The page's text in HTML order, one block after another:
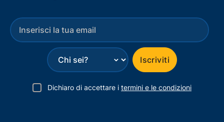
⌄ Iscriviti
Dichiaro di accettare i termini e le condizioni